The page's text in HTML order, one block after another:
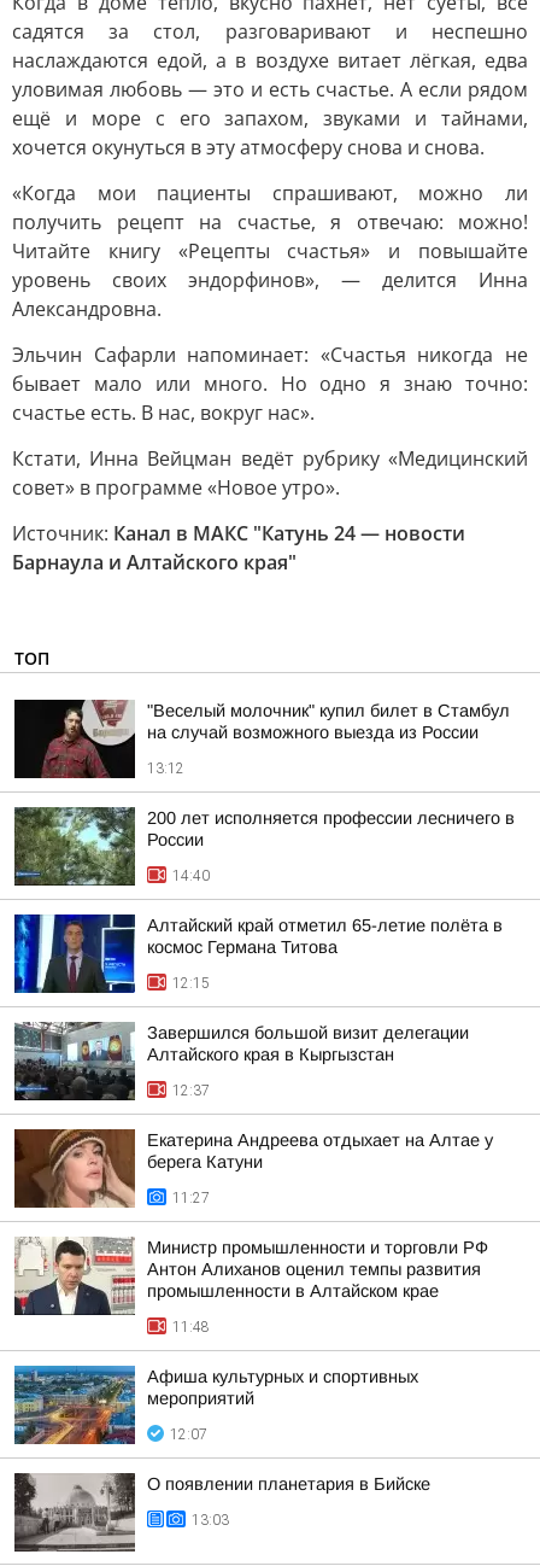
садятся за стол, разговаривают и неспешно
наслаждаются едой, а в воздухе витает лёгкая, едва
уловимая любовь — это и есть счастье. А если рядом
ещё и море с его запахом, звуками и тайнами,
хочется окунуться в эту атмосферу снова и снова.
«Когда мои пациенты спрашивают, можно ли
получить рецепт на счастье, я отвечаю: можно!
Читайте книгу «Рецепты счастья» и повышайте
уровень своих эндорфинов», — делится Инна
Александровна.
Эльчин Сафарли напоминает: «Счастья никогда не
бывает мало или много. Но одно я знаю точно:
счастье есть. В нас, вокруг нас».
Кстати, Инна Вейцман ведёт рубрику «Медицинский
совет» в программе «Новое утро».
Источник: Канал в МАКС "Катунь 24 — новости
Барнаула и Алтайского края"
ТОП
"Веселый молочник" купил билет в Стамбул
на случай возможного выезда из России
13:12
200 лет исполняется профессии лесничего в
России
14:40
Алтайский край отметил 65-летие полёта в
космос Германа Титова
12:15
Завершился большой визит делегации
Алтайского края в Кыргызстан
12:37
Екатерина Андреева отдыхает на Алтае у
берега Катуни
11:27
Министр промышленности и торговли РФ
Антон Алиханов оценил темпы развития
промышленности в Алтайском крае
11:48
Афиша культурных и спортивных
мероприятий
12:07
О появлении планетария в Бийске
13:03